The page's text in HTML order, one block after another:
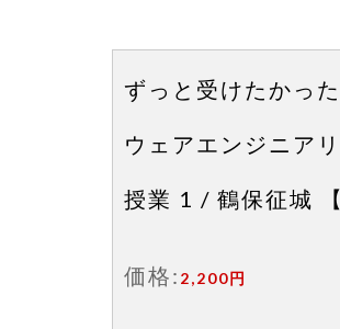
ずっと受けたかっ
ウェアエンジニア
授業 1 / 鶴保征城 【
価格: 2,200円